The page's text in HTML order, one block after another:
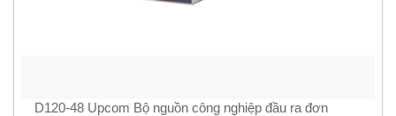
D120-48 Upcom Bộ nguồn công nghiệp đầu ra đơn